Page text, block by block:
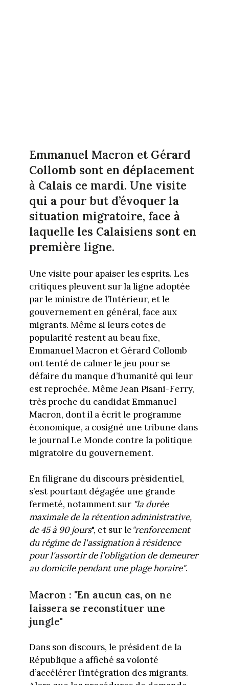
Emmanuel Macron et Gérard
Collomb sont en déplacement
à Calais ce mardi. Une visite
qui a pour but d’évoquer la
situation migratoire, face à
laquelle les Calaisiens sont en
première ligne.
Une visite pour apaiser les esprits. Les
critiques pleuvent sur la ligne adoptée
par le ministre de l’Intérieur, et le
gouvernement en général, face aux
migrants. Même si leurs cotes de
popularité restent au beau fixe,
Emmanuel Macron et Gérard Collomb
ont tenté de calmer le jeu pour se
défaire du manque d’humanité qui leur
est reprochée. Même Jean Pisani-Ferry,
très proche du candidat Emmanuel
Macron, dont il a écrit le programme
économique, a cosigné une tribune dans
le journal Le Monde contre la politique
migratoire du gouvernement.
En filigrane du discours présidentiel,
s’est pourtant dégagée une grande
fermeté, notamment sur "la durée
maximale de la rétention administrative,
de 45 à 90 jours", et sur le"renforcement
du régime de l'assignation à résidence
pour l'assortir de l'obligation de demeurer
au domicile pendant une plage horaire".
Macron : "En aucun cas, on ne
laissera se reconstituer une
jungle"
Dans son discours, le président de la
République a affiché sa volonté
d’accélérer l’intégration des migrants.